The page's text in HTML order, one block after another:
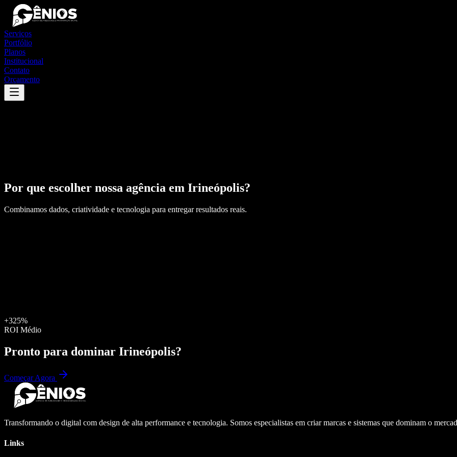
Serviços
Portfólio
Planos
Institucional
Contato
Orçamento
Por que escolher nossa agência em Irineópolis?
Combinamos dados, criatividade e tecnologia para entregar resultados reais.
+325%
ROI Médio
Pronto para dominar Irineópolis?
Começar Agora
Transformando o digital com design de alta performance e tecnologia. Somos especialistas em criar marcas e sistemas que dominam o
Links